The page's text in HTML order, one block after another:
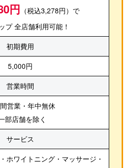
円 （税込3,278円）で
プ 全店舗利用可能！
初期費用
5,000円
営業時間
営業・年中無休
部店舗を除く
サービス
ホワイトニング・マッサージ・